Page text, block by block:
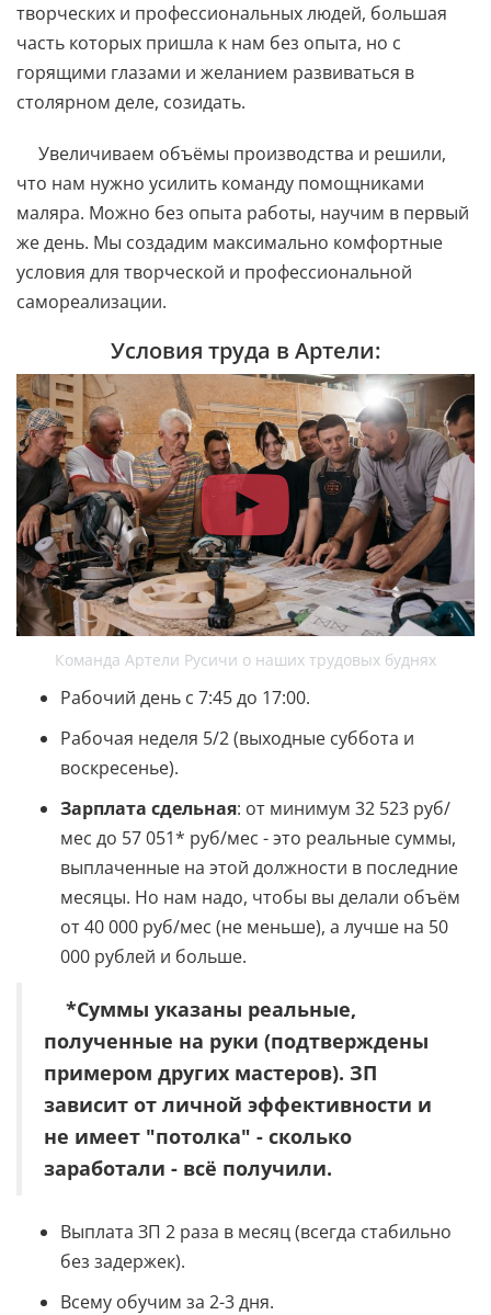
творческих и профессиональных людей, большая
часть которых пришла к нам без опыта, но с
горящими глазами и желанием развиваться в
столярном деле, созидать.
Увеличиваем объёмы производства и решили,
что нам нужно усилить команду помощниками
маляра. Можно без опыта работы, научим в первый
же день. Мы создадим максимально комфортные
условия для творческой и профессиональной
самореализации.
Условия труда в Артели:
Команда Артели Русичи о наших трудовых буднях
Рабочий день с 7:45 до 17:00.
Рабочая неделя 5/2 (выходные суббота и
воскресенье).
Зарплата сдельная: от минимум 32 523 руб/
мес до 57 051* руб/мес - это реальные суммы,
выплаченные на этой должности в последние
месяцы. Но нам надо, чтобы вы делали объём
от 40 000 руб/мес (не меньше), а лучше на 50
000 рублей и больше.
*Суммы указаны реальные,
полученные на руки (подтверждены
примером других мастеров). ЗП
зависит от личной эффективности и
не имеет "потолка" - сколько
заработали - всё получили.
Выплата ЗП 2 раза в месяц (всегда стабильно
без задержек).
Всему обучим за 2-3 дня.